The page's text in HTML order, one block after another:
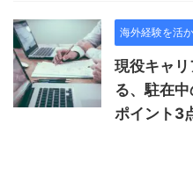
海外経験を活
現役キャリ
る、駐在
ポイント3